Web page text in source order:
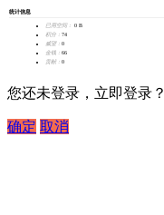
统计信息
已用空间：
0 B
积分： 74
威望： 0
金钱： 66
贡献： 0
您还未登录，立即登录？
确定 取消